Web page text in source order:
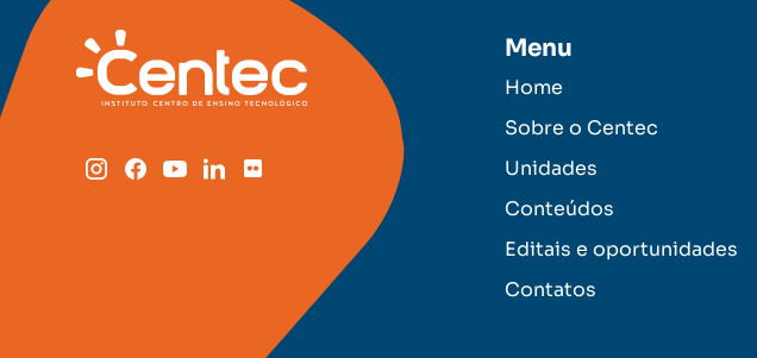
Menu
Home
Sobre o Centec
Unidades
Conteúdos
Editais e oportunidades
Contatos